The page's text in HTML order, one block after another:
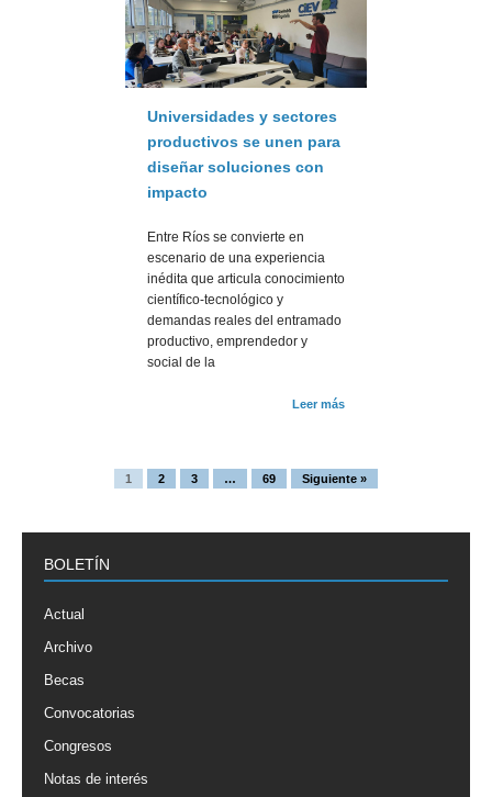
Universidades y sectores
productivos se unen para
diseñar soluciones con
impacto
Entre Ríos se convierte en
escenario de una experiencia
inédita que articula conocimiento
científico-tecnológico y
demandas reales del entramado
productivo, emprendedor y
social de la
Leer más
1 2 3 … 69 Siguiente »
BOLETÍN
Actual
Archivo
Becas
Convocatorias
Congresos
Notas de interés